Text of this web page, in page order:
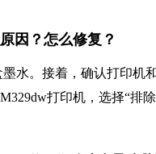
因？怎么修复？
水。接着，确认打印机
打印机，选择“排